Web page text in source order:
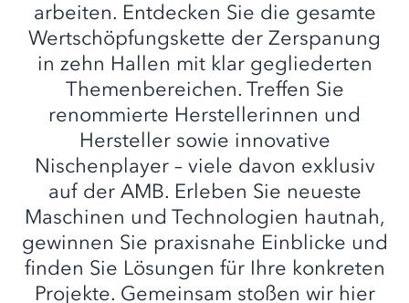
arbeiten. Entdecken Sie die gesamte
Wertschöpfungskette der Zerspanung
in zehn Hallen mit klar gegliederten
Themenbereichen. Treffen Sie
renommierte Herstellerinnen und
Hersteller sowie innovative
Nischenplayer – viele davon exklusiv
auf der AMB. Erleben Sie neueste
Maschinen und Technologien hautnah,
gewinnen Sie praxisnahe Einblicke und
finden Sie Lösungen für Ihre konkreten
Projekte. Gemeinsam stoßen wir hier